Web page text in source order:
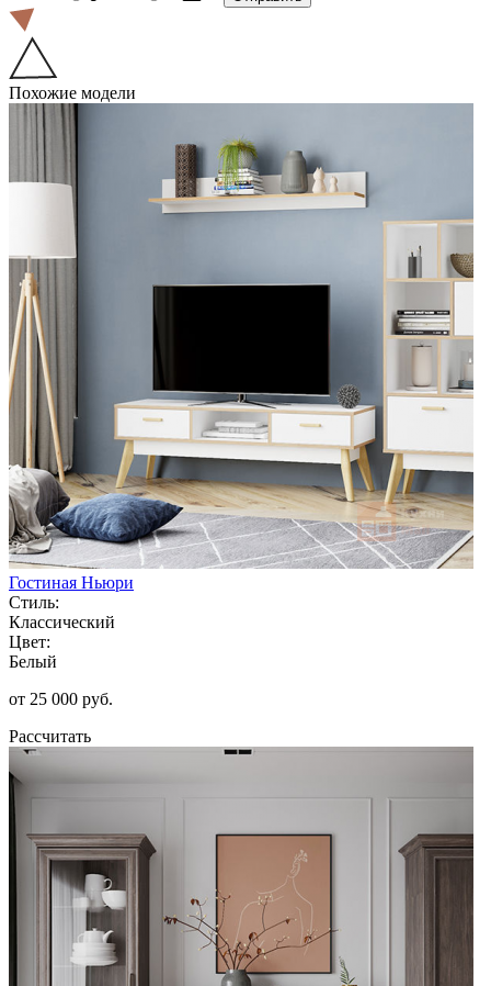
Похожие модели
Гостиная Ньюри
Стиль:
Классический
Цвет:
Белый
от 25 000 руб.
Рассчитать